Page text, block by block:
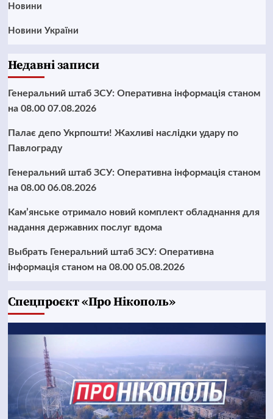
Новини
Новини України
Недавні записи
Генеральний штаб ЗСУ: Оперативна інформація станом
на 08.00 07.08.2026
Палає депо Укрпошти! Жахливі наслідки удару по
Павлограду
Генеральний штаб ЗСУ: Оперативна інформація станом
на 08.00 06.08.2026
Кам’янське отримало новий комплект обладнання для
надання державних послуг вдома
Выбрать Генеральний штаб ЗСУ: Оперативна
інформація станом на 08.00 05.08.2026
Cпецпроєкт «Про Нікополь»